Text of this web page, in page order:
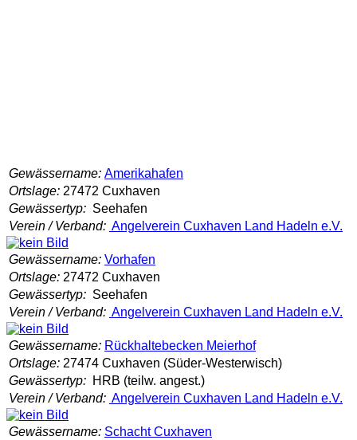
Gewässername: Amerikahafen
Ortslage: 27472 Cuxhaven
Gewässertyp: Seehafen
Verein / Verband: Angelverein Cuxhaven Land Hadeln e.V.
Gewässername: Vorhafen
Ortslage: 27472 Cuxhaven
Gewässertyp: Seehafen
Verein / Verband: Angelverein Cuxhaven Land Hadeln e.V.
Gewässername: Rückhaltebecken Meierhof
Ortslage: 27474 Cuxhaven (Süder-Westerwisch)
Gewässertyp: HRB (teilw. angest.)
Verein / Verband: Angelverein Cuxhaven Land Hadeln e.V.
Gewässername: Schacht Cuxhaven